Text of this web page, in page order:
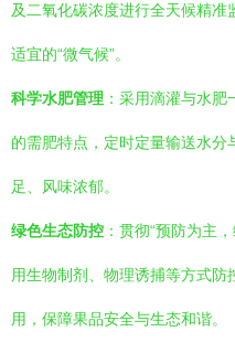
及二氧化碳浓度进行全天候精
适宜的“微气候”。
科学水肥管理 ：采用滴灌与水
的需肥特点，定时定量输送水
足、风味浓郁。
绿色生态防控 ：贯彻“预防为主
用生物制剂、物理诱捕等方式
用，保障果品安全与生态和谐。